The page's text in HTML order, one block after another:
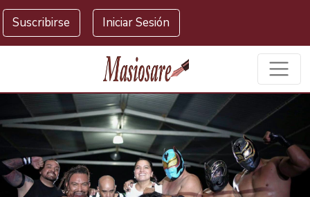
Masiosare agencia de noticias
Suscribirse Iniciar Sesión